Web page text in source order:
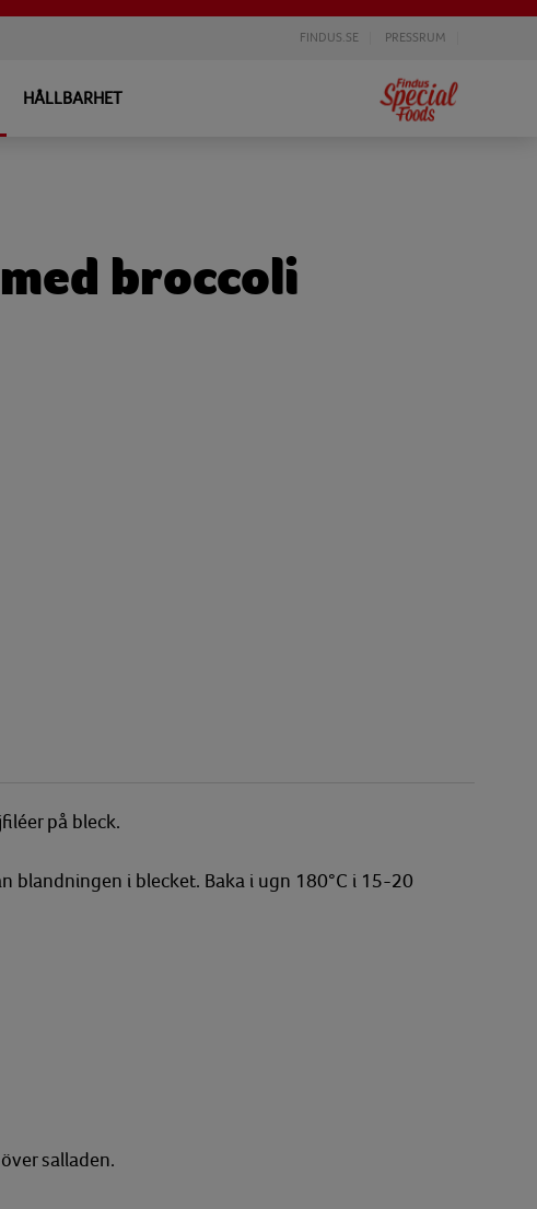
FINDUS.SE PRESSRUM
HÅLLBARHET
broccoli
på bleck.
blandningen i blecket. Baka i ugn 180°C i 15-20
salladen.